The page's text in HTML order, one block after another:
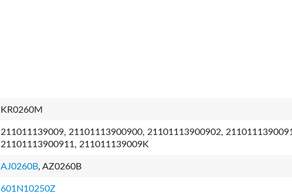
KR0260M
211011139009, 21101113900900, 21101113900902,
21101113900911, 211011139009K
AJ0260B, AZ0260B
601N10250Z